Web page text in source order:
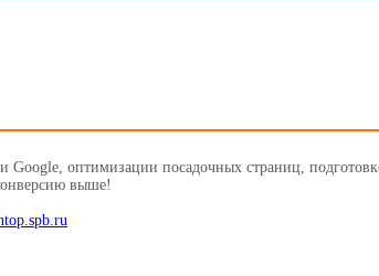
оптимизации посадочных страниц,
выше!